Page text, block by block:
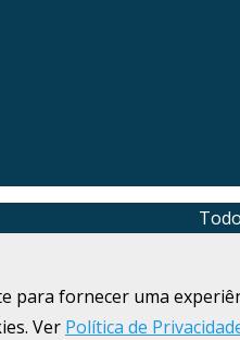
para fornecer uma
Ver Política de